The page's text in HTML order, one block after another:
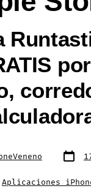
Fecha
de
Aplicaciones